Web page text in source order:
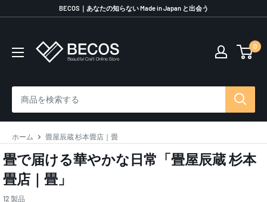
ッ
る
BECOS｜あなたの知らない Made in Japan と出会う
伝
品
ら
0
ホーム 畳屋辰蔵 杉本畳店｜畳
畳で届ける華やかな日常「畳屋辰蔵 杉本
畳店｜畳」
12 製品